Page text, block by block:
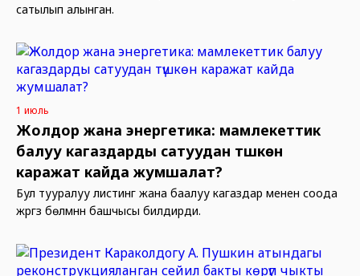
сатылып алынган.
1 июль
Жолдор жана энергетика: мамлекеттик
балуу кагаздарды сатуудан түшкөн
каражат кайда жумшалат?
Бул тууралуу листинг жана баалуу кагаздар менен соода
жүргүзүү бөлүмүнүн башчысы билдирди.